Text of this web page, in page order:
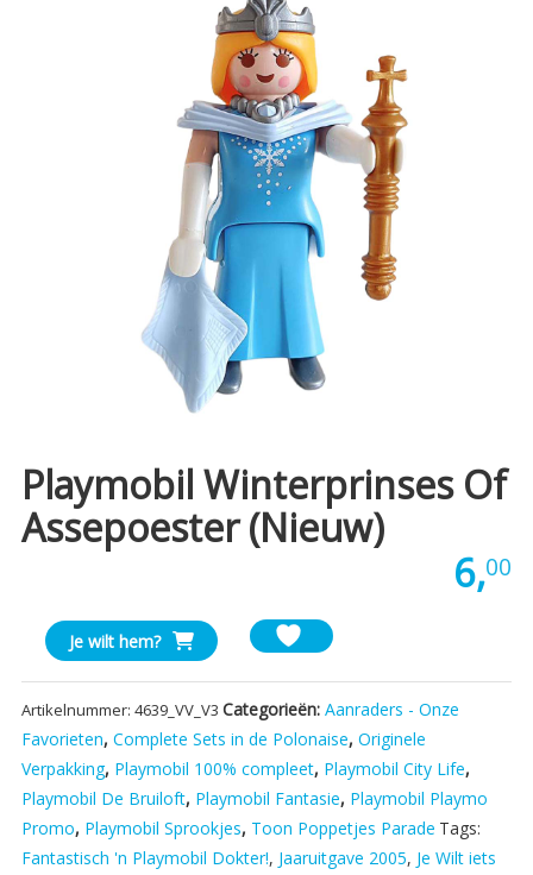
Playmobil Winterprinses Of
Assepoester (Nieuw)
6,00
Playmobil
Winterprinses
of
Assepoester
(Nieuw)
aantal
Je wilt hem?
Artikelnummer: 4639_VV_V3 Categorieën: Aanraders - Onze
Favorieten, Complete Sets in de Polonaise, Originele
Verpakking, Playmobil 100% compleet, Playmobil City Life,
Playmobil De Bruiloft, Playmobil Fantasie, Playmobil Playmo
Promo, Playmobil Sprookjes, Toon Poppetjes Parade Tags:
Fantastisch 'n Playmobil Dokter!, Jaaruitgave 2005, Je Wilt iets